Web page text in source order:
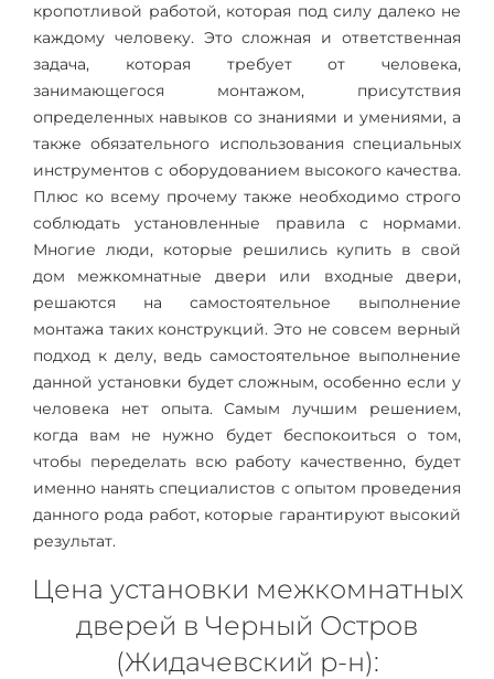
кропотливой работой, которая под силу далеко не
каждому человеку. Это сложная и ответственная
задача, которая требует от человека,
занимающегося монтажом, присутствия
определенных навыков со знаниями и умениями, а
также обязательного использования специальных
инструментов с оборудованием высокого качества.
Плюс ко всему прочему также необходимо строго
соблюдать установленные правила с нормами.
Многие люди, которые решились купить в свой
дом межкомнатные двери или входные двери,
решаются на самостоятельное выполнение
монтажа таких конструкций. Это не совсем верный
подход к делу, ведь самостоятельное выполнение
данной установки будет сложным, особенно если у
человека нет опыта. Самым лучшим решением,
когда вам не нужно будет беспокоиться о том,
чтобы переделать всю работу качественно, будет
именно нанять специалистов с опытом проведения
данного рода работ, которые гарантируют высокий
результат.
Цена установки межкомнатных
дверей в Черный Остров
(Жидачевский р-н):